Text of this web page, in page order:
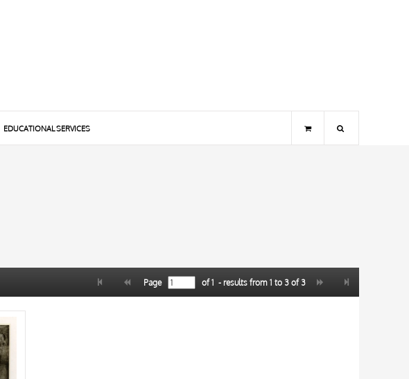
EDUCATIONAL SERVICES
Page of1 - results from 1 to 3of 3